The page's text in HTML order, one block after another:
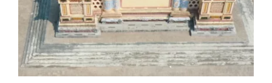
Bia Quốc học Huế